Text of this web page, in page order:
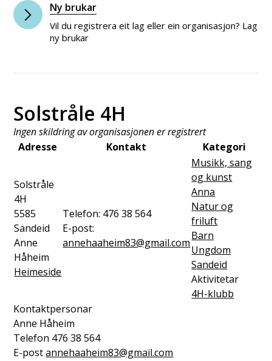
Ny brukar
Vil du registrera eit lag eller ein organisasjon? Lag
ny brukar
Solstråle 4H
Ingen skildring av organisasjonen er registrert
Adresse
Kontakt Kategori
Solstråle
4H
5585
Sandeid
Anne
Håheim
Heimeside
Telefon: 476 38 564
E-post:
annehaaheim83@gmail.com
Musikk, sang
og kunst
Anna
Natur og
friluft
Barn
Ungdom
Sandeid
Aktivitetar
4H-klubb
Kontaktpersonar
Anne Håheim
Telefon 476 38 564
E-postannehaaheim83@gmail.com